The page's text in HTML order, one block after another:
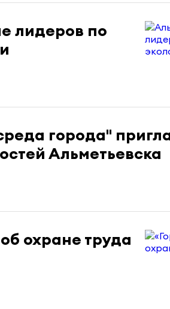
лидеров по
города"
Альметьевска
охране труда